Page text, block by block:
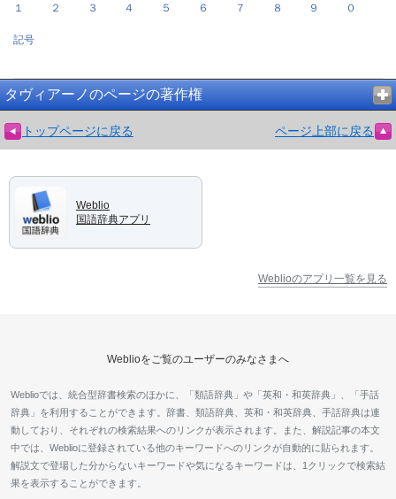
１ ２ ３ ４ ５ ６ ７ ８ ９ ０
記号
タヴィアーノのページの著作権
トップページに戻る ページ上部に戻る
Weblio
国語辞典アプリ
Weblioのアプリ一覧を見る
Weblioをご覧のユーザーのみなさまへ
Weblioでは、統合型辞書検索のほかに、「類語辞典」や「英和・和英辞典」、「手話
辞典」を利用することができます。辞書、類語辞典、英和・和英辞典、手話辞典は連
動しており、それぞれの検索結果へのリンクが表示されます。また、解説記事の本文
中では、Weblioに登録されている他のキーワードへのリンクが自動的に貼られます。
解説文で登場した分からないキーワードや気になるキーワードは、1クリックで検索結
果を表示することができます。